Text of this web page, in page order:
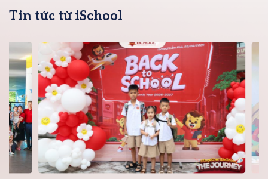
Tin tức từ iSchool